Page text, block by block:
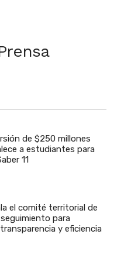
de $250 millones
a estudiantes para
11
el comité territorial de
para
y eficiencia